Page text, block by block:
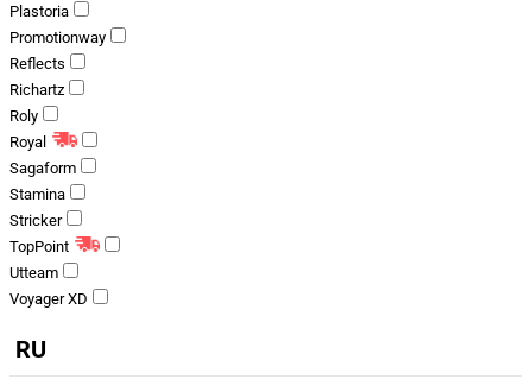
Plastoria
Promotionway
Reflects
Richartz
Roly
Royal
Sagaform
Stamina
Stricker
TopPoint
Utteam
Voyager XD
RU